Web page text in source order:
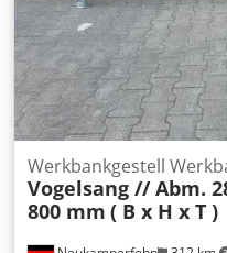
Verdeutlichung des
gegebenenfalls
unmontiert
vormontiert; - Die
3 - 5 Werktage.
Werkbankgestell
Vogelsang // Abm.
800 mm ( B x H x T )